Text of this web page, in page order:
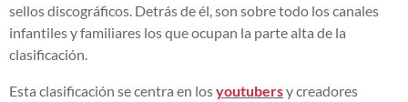
sellos discográficos. Detrás de él, son sobre todo los canales
infantiles y familiares los que ocupan la parte alta de la
clasificación.
Esta clasificación se centra en losyoutubersy creadores